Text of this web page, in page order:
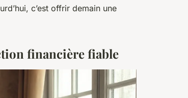
c’est offrir demain une
financière fiable